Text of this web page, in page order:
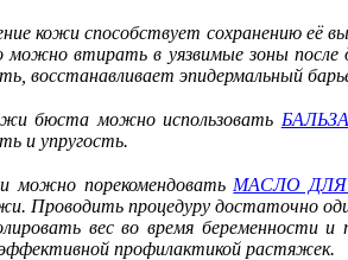
кожи способствует сохранению её
можно втирать в уязвимые зоны
восстанавливает эпидермальный
бюста можно использовать
и упругость.
можно порекомендовать МАСЛО
Проводить процедуру достаточно
вес во время беременности
профилактикой растяжек.